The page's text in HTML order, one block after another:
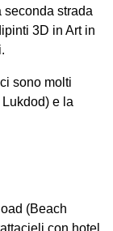
seconda strada
3D in Art in
sono molti
e la
(Beach
con hotel